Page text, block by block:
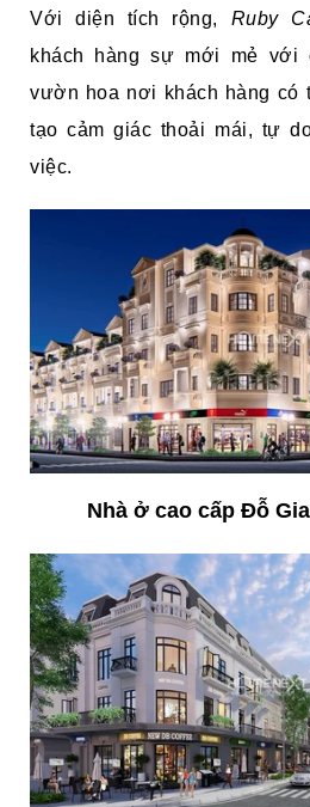
Với diện tích rộng, Ruby
khách hàng sự mới mẻ với
vườn hoa nơi khách hàng có
tạo cảm giác thoải mái, tự
việc.
Nhà ở cao cấp Đỗ